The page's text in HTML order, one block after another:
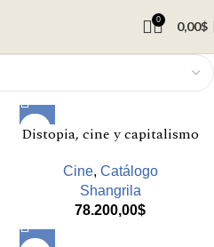
0 0,00$
Distopia, cine y capitalismo
Cine, Catálogo
Shangrila
78.200,00$